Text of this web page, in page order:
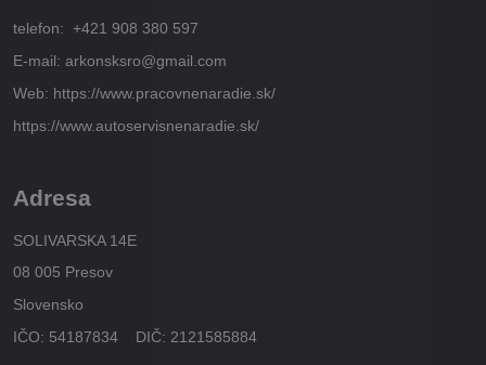
telefon: +421 908 380 597
E-mail: arkonsksro@gmail.com
Web: https://www.pracovnenaradie.sk/
https://www.autoservisnenaradie.sk/
Adresa
SOLIVARSKA 14E
08 005 Presov
Slovensko
IČO: 54187834 DIČ: 2121585884